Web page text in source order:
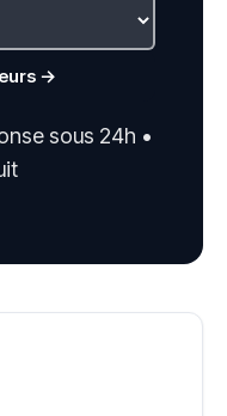
→
sous 24h •